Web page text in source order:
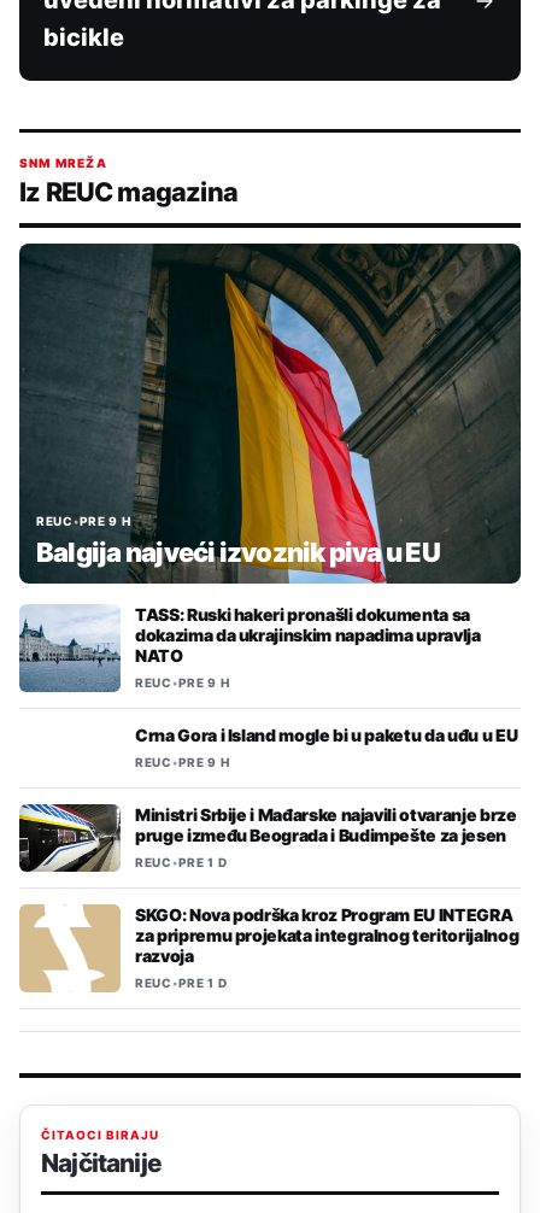
bicikle
SNM MREŽA
Iz REUC magazina
REUC•PRE 9 H
Balgija najveći izvoznik piva u EU
TASS: Ruski hakeri pronašli dokumenta sa
dokazima da ukrajinskim napadima upravlja
NATO
REUC•PRE 9 H
Crna Gora i Island mogle bi u paketu da uđu u EU
REUC•PRE 9 H
Ministri Srbije i Mađarske najavili otvaranje brze
pruge između Beograda i Budimpešte za jesen
REUC•PRE 1 D
SKGO: Nova podrška kroz Program EU INTEGRA
za pripremu projekata integralnog teritorijalnog
razvoja
REUC•PRE 1 D
ČITAOCI BIRAJU
Najčitanije